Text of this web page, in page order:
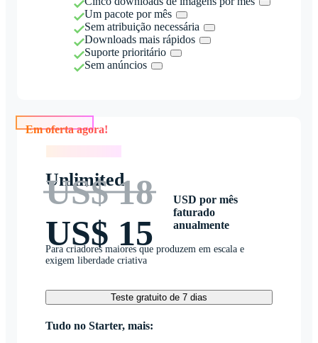
Um pacote por mês
Sem atribuição necessária
Downloads mais rápidos
Suporte prioritário
Sem anúncios
Unlimited
US$ 18
US$ 15
USD por mês
faturado
anualmente
Para criadores maiores que produzem em escala e
exigem liberdade criativa
Teste gratuito de 7 dias
Tudo no Starter, mais: